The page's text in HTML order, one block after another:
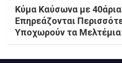
Κύμα Καύσωνα με
Επηρεάζονται
Υποχωρούν τα Μελτέμια